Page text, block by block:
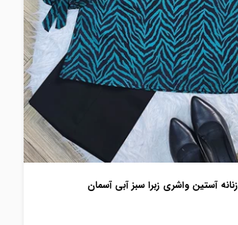
آستین واشری زبرا سبز آبی آسمان